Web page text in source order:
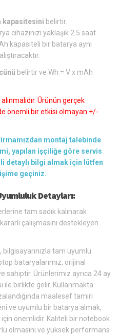
kapasitesini belirtir.
cihazınızı yaklaşık 2.5 saat
kapasiteli bir batarya aynı
belirtir ve Wh = V x mAh
Ürünün gerçek
önemli bir etkisi olmayan +/-
montaj talebinde
yapılan işçiliğe göre servis
detaylı bilgi almak için lütfen
geçiniz.
Detayları:
tam sadık kalınarak
çalışmasını destekleyen
, bilgisayarınızla tam uyumlu
bataryalarımız, orijinal
sahiptir. Ürünlerimiz ayrıca 24 ay
ile birlikte gelir. Kullanmakta
maalesef tamiri
ve uyumlu bir batarya almak,
için önemlidir. Kaliteli bir notebook
olmasını ve yüksek performans